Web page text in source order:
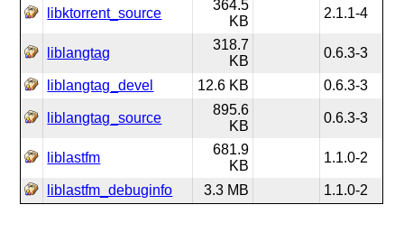
libktorrent_source
364.5
KB
2.1.1-4
liblangtag
318.7
KB
0.6.3-3
liblangtag_devel 12.6 KB 0.6.3-3
liblangtag_source
895.6
KB
0.6.3-3
liblastfm
681.9
KB
1.1.0-2
liblastfm_debuginfo 3.3 MB 1.1.0-2